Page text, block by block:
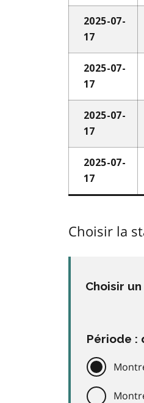
2025-07-
17
2025-07-
17
2025-07-
17
2025-07-
17
Choisir la
Choisir
Période :